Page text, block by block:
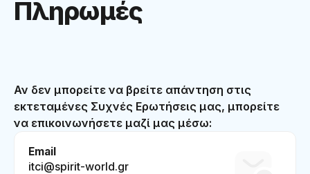
Πληρωμές
Αν δεν μπορείτε να βρείτε απάντηση στις
εκτεταμένες Συχνές Ερωτήσεις μας, μπορείτε
να επικοινωνήσετε μαζί μας μέσω:
Email
itci@spirit-world.gr